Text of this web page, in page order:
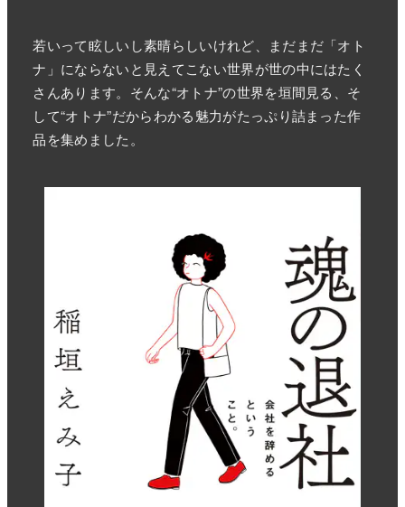
若いって眩しいし素晴らしいけれど、まだまだ「オト
ナ」にならないと見えてこない世界が世の中にはたく
さんあります。そんな“オトナ”の世界を垣間見る、そ
して“オトナ”だからわかる魅力がたっぷり詰まった作
品を集めました。